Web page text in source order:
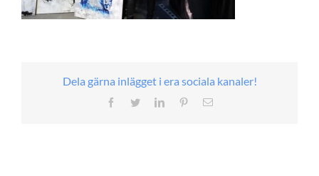
Dela gärna inlägget i era sociala kanaler!
FacebookTwitterLinkedInPinterest